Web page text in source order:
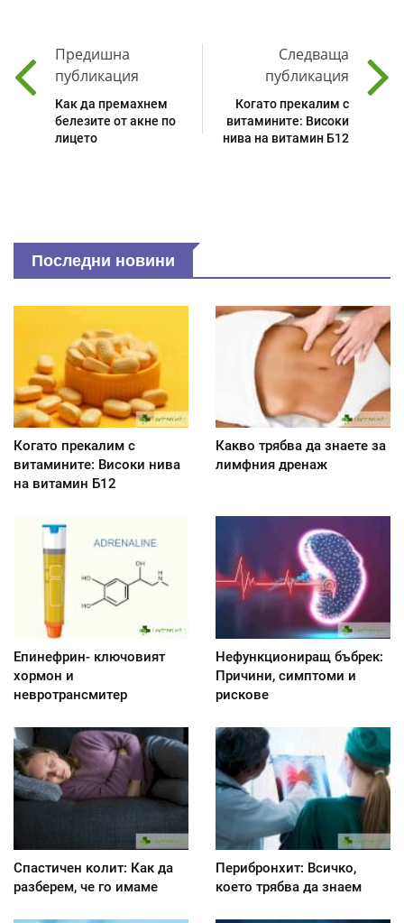
Предишна
публикация
Как да премахнем
белезите от акне по
лицето
Следваща
публикация
Когато прекалим с
витамините: Високи
нива на витамин Б12
Последни новини
Когато прекалим с
витамините: Високи нива
на витамин Б12
Какво трябва да знаете за
лимфния дренаж
Епинефрин- ключовият
хормон и
невротрансмитер
Нефункциониращ бъбрек:
Причини, симптоми и
рискове
Спастичен колит: Как да
разберем, че го имаме
Перибронхит: Всичко,
което трябва да знаем